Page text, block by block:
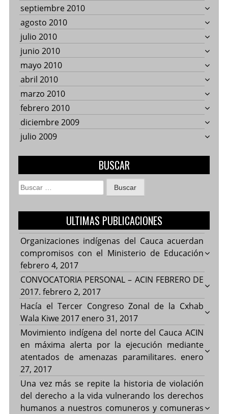
septiembre 2010
agosto 2010
julio 2010
junio 2010
mayo 2010
abril 2010
marzo 2010
febrero 2010
diciembre 2009
julio 2009
BUSCAR
Buscar:
ULTIMAS PUBLICACIONES
Organizaciones indígenas del Cauca acuerdan
compromisos con el Ministerio de Educación
febrero 4, 2017
CONVOCATORIA PERSONAL – ACIN FEBRERO DE
2017. febrero 2, 2017
Hacía el Tercer Congreso Zonal de la Cxhab
Wala Kiwe 2017 enero 31, 2017
Movimiento indígena del norte del Cauca ACIN
en máxima alerta por la ejecución mediante
atentados de amenazas paramilitares. enero
27, 2017
Una vez más se repite la historia de violación
del derecho a la vida vulnerando los derechos
humanos a nuestros comuneros y comuneras